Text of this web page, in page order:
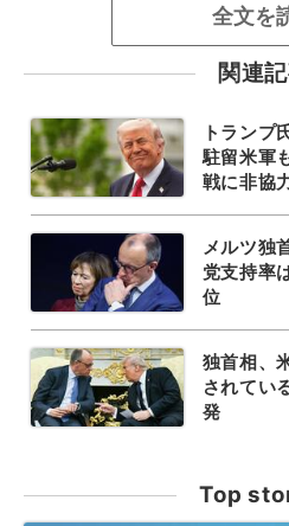
全文を
関連
トランプ
駐留米軍
戦に非協
メルツ独
党支持率
位
独首相、
されてい
発
Top